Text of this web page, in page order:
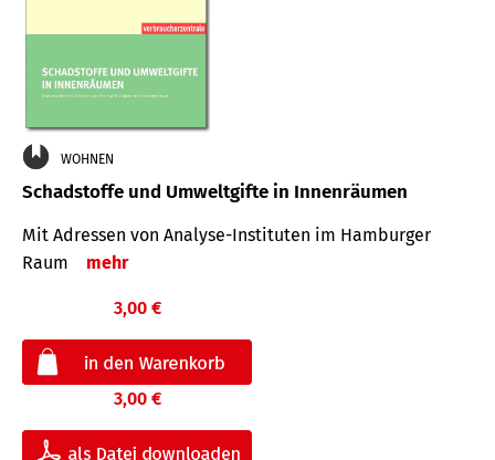
WOHNEN
Schadstoffe und Umweltgifte in Innenräumen
Mit Adressen von Analyse-Insti­tuten im Hamburger
Raum
mehr
3,00 €
3,00 €